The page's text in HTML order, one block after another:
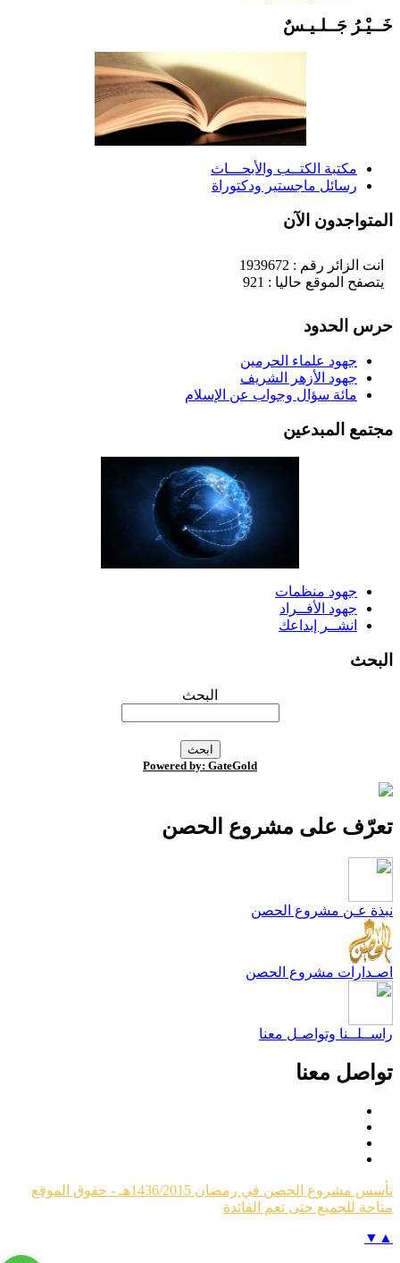
جَــلـيـسٌ
مكتبة الكتــب والأبحـــاث
رسائل ماجستير ودكتوراة
الآن
انت الزائر رقم : 1939672
يتصفح الموقع حاليا : 921
الحدود
جهود علماء الحرمين
جهود الأزهر الشريف
مائة سؤال وجواب عن الإسلام
المبدعين
جهود منظمات
جهود الأفــراد
انشــر إبداعك
البحث
Powered by: GateGold
على مشروع الحصن
عـن مشروع الحصن
مشروع الحصن
وتواصـل معنا
معنا
تأسس مشروع الحصن في رمضان 1436/2015هـ - حقوق الموقع
للجميع حتى تعم الفائدة
▼